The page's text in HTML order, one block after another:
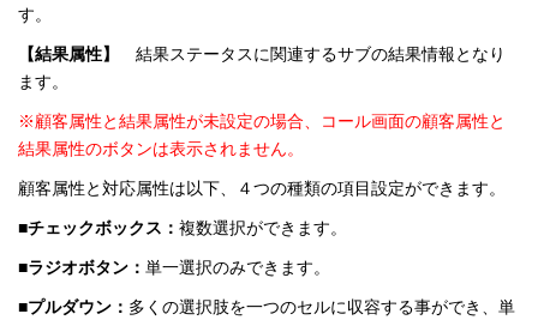
す。
【結果属性】
結果ステータスに関連するサブの結果情報となり
ます。
※顧客属性と結果属性が未設定の場合、コール画面の顧客属性と
結果属性のボタンは表示されません。
顧客属性と対応属性は以下、４つの種類の項目設定ができます。
■チェックボックス： 複数選択ができます。
■ラジオボタン： 単一選択のみできます。
■プルダウン： 多くの選択肢を一つのセルに収容する事ができ、単